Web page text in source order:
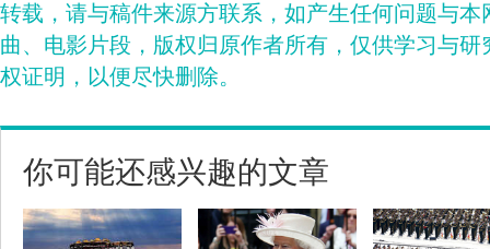
转载，请与稿件来源方联系，如产生任何问题与
曲、电影片段，版权归原作者所有，仅供学习与
权证明，以便尽快删除。
你可能还感兴趣的文章